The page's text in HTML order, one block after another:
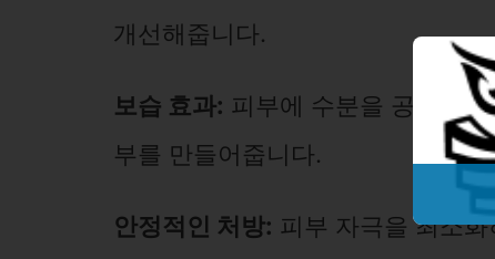
개선해줍니다.
보습 효과: 피부에 수분을 공급하
부를 만들어줍니다.
안정적인 처방: 피부 자극을 최소